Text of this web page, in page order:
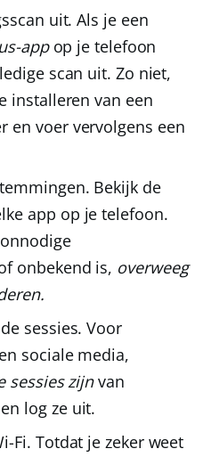
uit. Als je een
appop je telefoon
scan uit. Zo niet,
installeren van een
en voer vervolgens een
Bekijk de
app op je telefoon.
onbekend is, overweeg
sessies. Voor
sociale media,
sessies zijnvan
log ze uit.
Fi. Totdat je zeker weet